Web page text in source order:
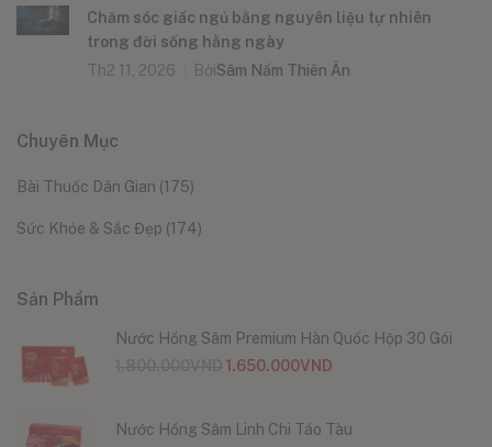
Chăm sóc giấc ngủ bằng nguyên liệu tự nhiên
trong đời sống hằng ngày
Th2 11, 2026
BởiSâm Nấm Thiên Ân
Chuyên Mục
Bài Thuốc Dân Gian (175)
Sức Khỏe & Sắc Đẹp (174)
Sản Phẩm
Nước Hồng Sâm Premium Hàn Quốc Hộp 30 Gói
1.650.000VND
Nước Hồng Sâm Linh Chi Táo Tàu